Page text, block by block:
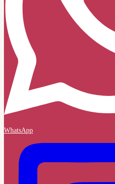
WhatsApp